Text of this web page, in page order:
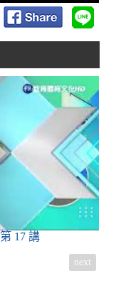
第 17 講
next